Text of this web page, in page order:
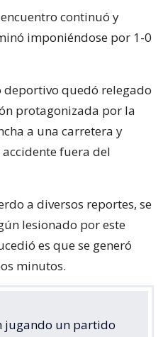
continuó y
imponiéndose por 1-0
quedó relegado
protagonizada por la
a una carretera y
fuera del
a diversos reportes, se
lesionado por este
es que se generó
minutos.
jugando un partido